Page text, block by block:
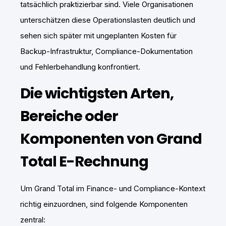
tatsächlich praktizierbar sind. Viele Organisationen
unterschätzen diese Operationslasten deutlich und
sehen sich später mit ungeplanten Kosten für
Backup-Infrastruktur, Compliance-Dokumentation
und Fehlerbehandlung konfrontiert.
Die wichtigsten Arten,
Bereiche oder
Komponenten von Grand
Total E-Rechnung
Um Grand Total im Finance- und Compliance-Kontext
richtig einzuordnen, sind folgende Komponenten
zentral: